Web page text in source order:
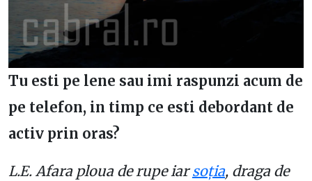
Tu esti pe lene sau imi raspunzi acum de
pe telefon, in timp ce esti debordant de
activ prin oras?
L.E. Afara ploua de rupe iarsoția, draga de